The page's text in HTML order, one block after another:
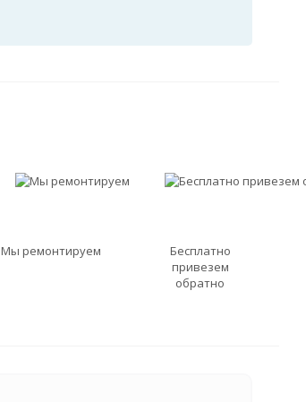
Мы ремонтируем
Бесплатно
привезем
обратно